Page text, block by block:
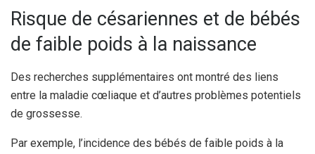
Risque de césariennes et de bébés
de faible poids à la naissance
Des recherches supplémentaires ont montré des liens
entre la maladie cœliaque et d’autres problèmes potentiels
de grossesse.
Par exemple, l’incidence des bébés de faible poids à la